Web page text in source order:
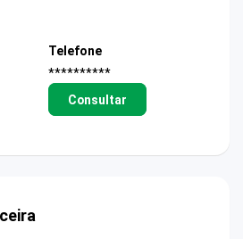
Telefone
**********
Consultar